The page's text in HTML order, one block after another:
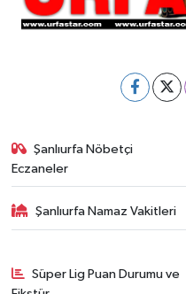
Şanlıurfa Nöbetçi
Eczaneler
Şanlıurfa Namaz Vakitleri
Süper Lig Puan Durumu ve